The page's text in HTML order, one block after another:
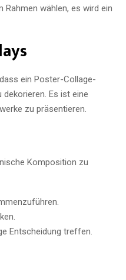
wählen, es wird ein
ein Poster-Collage-
Es ist eine
zu präsentieren.
Komposition zu
Entscheidung treffen.